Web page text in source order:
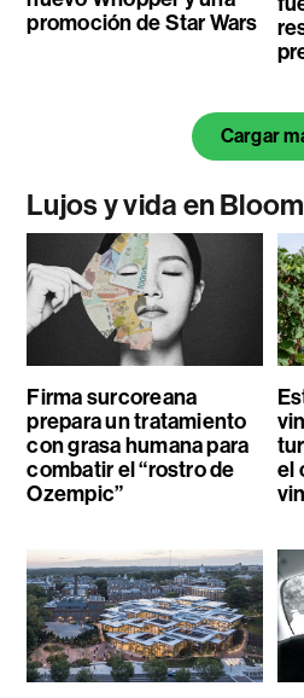
promoción de Star Wars
Cargar
Lujos y vida en
Firma surcoreana
prepara un tratamiento
con grasa humana para
combatir el “rostro de
Ozempic”
el